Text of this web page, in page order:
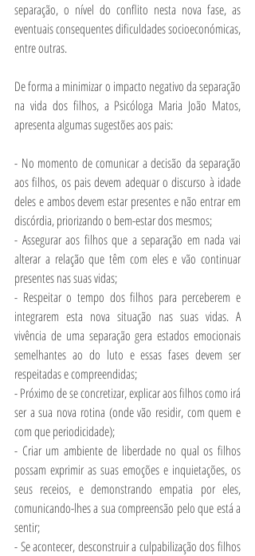
separação, o nível do conflito nesta nova fase, as
eventuais consequentes dificuldades socioeconómicas,
entre outras.
De forma a minimizar o impacto negativo da separação
na vida dos filhos, a Psicóloga Maria João Matos,
apresenta algumas sugestões aos pais:
- No momento de comunicar a decisão da separação
aos filhos, os pais devem adequar o discurso à idade
deles e ambos devem estar presentes e não entrar em
discórdia, priorizando o bem-estar dos mesmos;
- Assegurar aos filhos que a separação em nada vai
alterar a relação que têm com eles e vão continuar
presentes nas suas vidas;
- Respeitar o tempo dos filhos para perceberem e
integrarem esta nova situação nas suas vidas. A
vivência de uma separação gera estados emocionais
semelhantes ao do luto e essas fases devem ser
respeitadas e compreendidas;
- Próximo de se concretizar, explicar aos filhos como irá
ser a sua nova rotina (onde vão residir, com quem e
com que periodicidade);
- Criar um ambiente de liberdade no qual os filhos
possam exprimir as suas emoções e inquietações, os
seus receios, e demonstrando empatia por eles,
comunicando-lhes a sua compreensão pelo que está a
sentir;
- Se acontecer, desconstruir a culpabilização dos filhos